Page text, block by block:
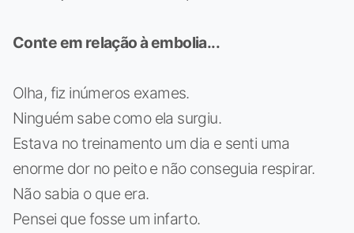
Conte em relação à embolia...
Olha, fiz inúmeros exames.
Ninguém sabe como ela surgiu.
Estava no treinamento um dia e senti uma
enorme dor no peito e não conseguia respirar.
Não sabia o que era.
Pensei que fosse um infarto.